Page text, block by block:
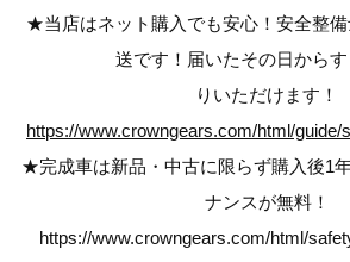
★当店はネット購入でも安心！安全整
送です！届いたその日から
りいただけます！
https://www.crowngears.com/html/guide/
★完成車は新品・中古に限らず購入後1
ナンスが無料！
https://www.crowngears.com/html/